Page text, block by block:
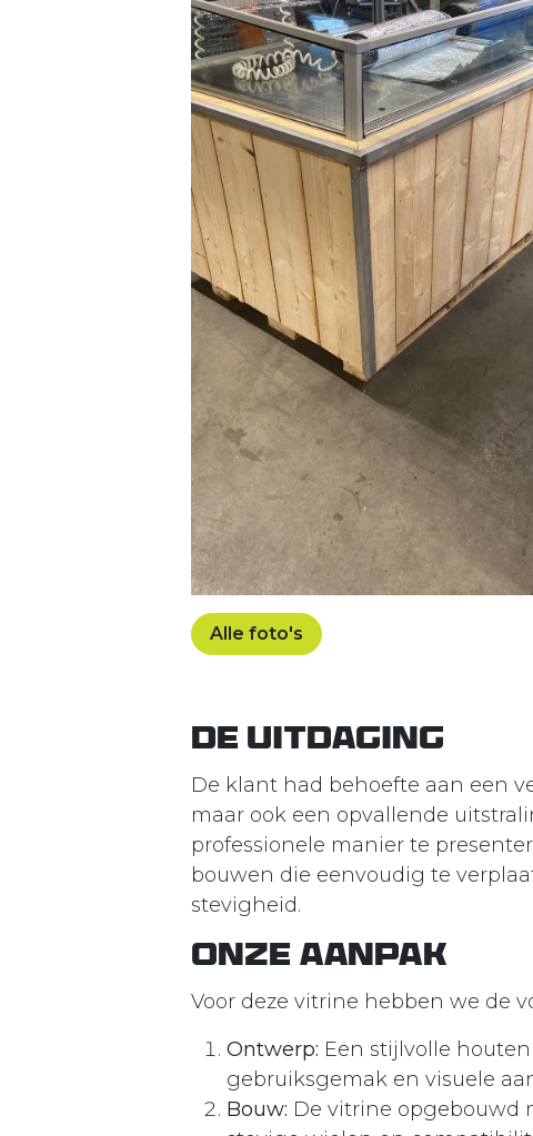
Alle foto's
De Uitdaging
De klant had behoefte aan een
maar ook een opvallende
professionele manier te
bouwen die eenvoudig te
stevigheid.
Onze Aanpak
Voor deze vitrine hebben we de
Ontwerp: Een stijlvolle
gebruiksgemak en visuele
Bouw: De vitrine opgebouwd